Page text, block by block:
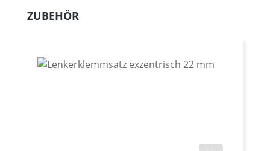
Produktgalerie überspringen
ZUBEHÖR